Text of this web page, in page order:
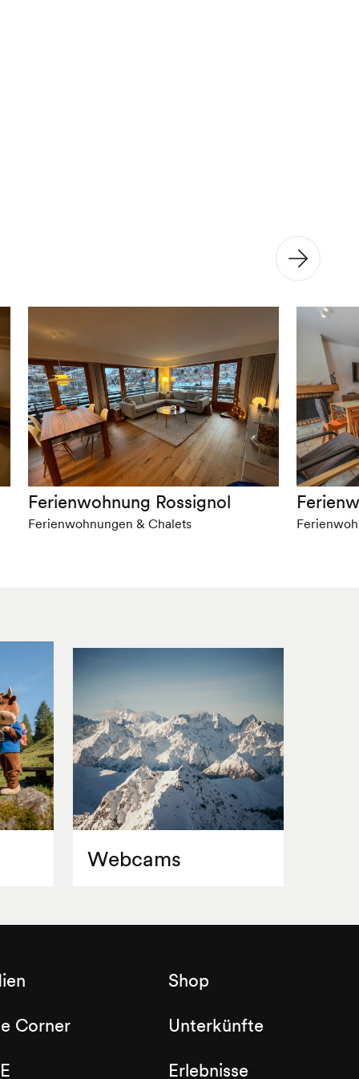
Ferienwohnung Rossignol
Ferienwohnungen & Chalets
Webcams
Corner
Shop
Unterkünfte
Erlebnisse